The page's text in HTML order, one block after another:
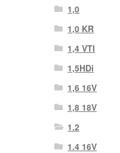
1,0
1,0 KR
1,4 VTI
1,5HDi
1,6 16V
1,8 18V
1.2
1.4 16V